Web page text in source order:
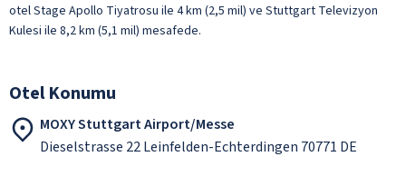
otel Stage Apollo Tiyatrosu ile 4 km (2,5 mil) ve Stuttgart Televizyon
Kulesi ile 8,2 km (5,1 mil) mesafede.
Otel Konumu
MOXY Stuttgart Airport/Messe
Dieselstrasse 22 Leinfelden-Echterdingen 70771 DE